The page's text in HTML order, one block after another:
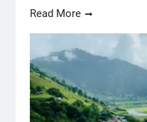
Read More